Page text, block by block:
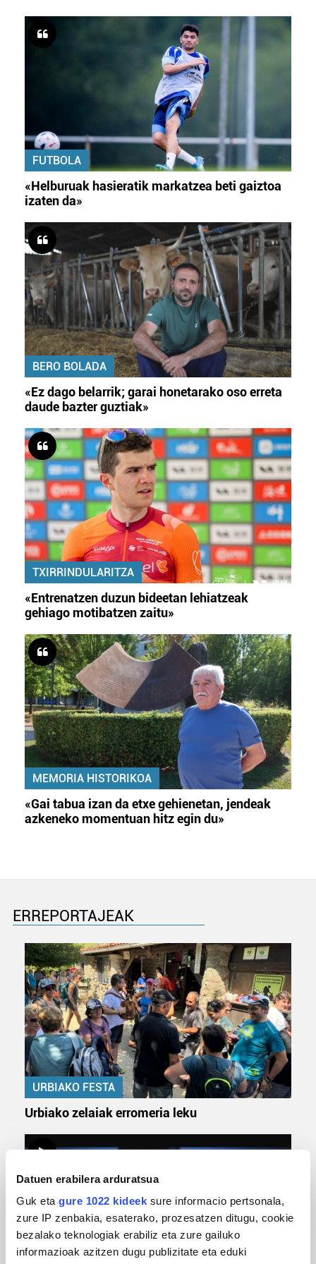
Datuen erabilera arduratsua
Guk eta gure 1022 kideek sure informacio pertsonala,
zure IP zenbakia, esaterako, prozesatzen ditugu, cookie
bezalako teknologiak erabiliz eta zure gailuko
informazioak azitzen dugu publizitate eta eduki
FUTBOLA
«Helburuak hasieratik markatzea beti gaiztoa
izaten da»
BERO BOLADA
«Ez dago belarrik; garai honetarako oso erreta
daude bazter guztiak»
TXIRRINDULARITZA
«Entrenatzen duzun bideetan lehiatzeak
gehiago motibatzen zaitu»
MEMORIA HISTORIKOA
«Gai tabua izan da etxe gehienetan, jendeak
azkeneko momentuan hitz egin du»
ERREPORTAJEAK
URBIAKO FESTA
Urbiako zelaiak erromeria leku